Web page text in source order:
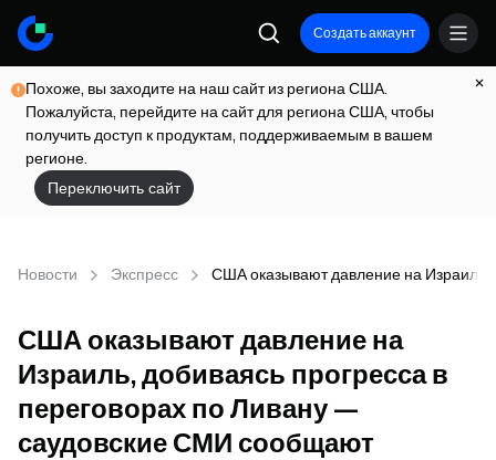
Создать аккаунт
Похоже, вы заходите на наш сайт из региона США.
Пожалуйста, перейдите на сайт для региона США, чтобы
получить доступ к продуктам, поддерживаемым в вашем
регионе.
Переключить сайт
Новости Экспресс США оказывают давление на Израиль,
США оказывают давление на
Израиль, добиваясь прогресса в
переговорах по Ливану —
саудовские СМИ сообщают